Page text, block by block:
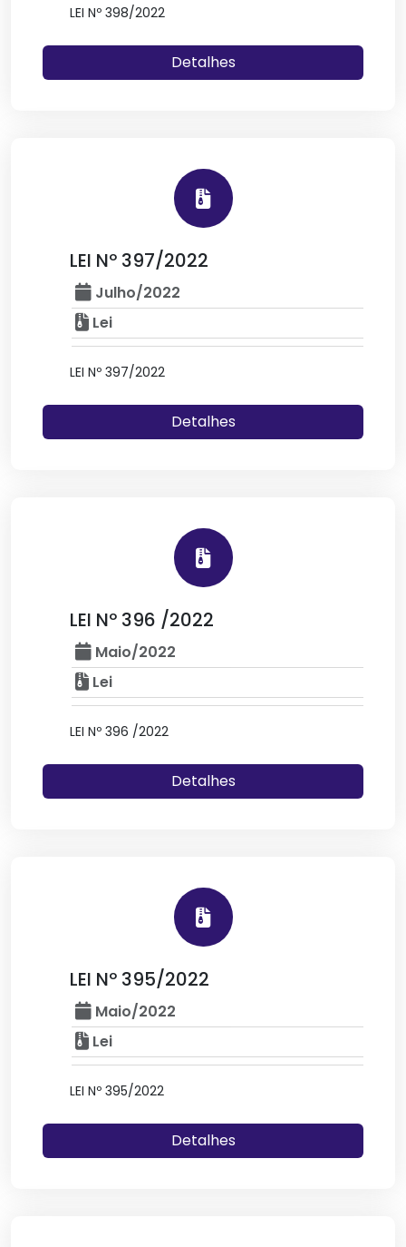
LEI Nº 398/2022
Detalhes
LEI Nº 397/2022
Julho/2022
Lei
LEI Nº 397/2022
Detalhes
LEI Nº 396 /2022
Maio/2022
Lei
LEI Nº 396 /2022
Detalhes
LEI Nº 395/2022
Maio/2022
Lei
LEI Nº 395/2022
Detalhes